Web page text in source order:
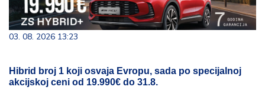
03. 08. 2026 13:23
Hibrid broj 1 koji osvaja Evropu, sada po specijalnoj
akcijskoj ceni od 19.990€ do 31.8.